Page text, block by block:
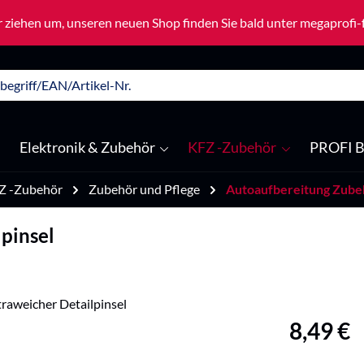
um, unseren neuen Shop finden Sie bald unter
Elektronik & Zubehör KFZ -Zubehör PROFI
-Zubehör Zubehör und Pflege Autoaufbereitung
Regulärer
8,49 €